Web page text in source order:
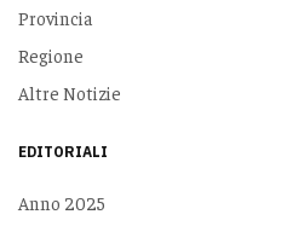
Provincia
Regione
Altre Notizie
EDITORIALI
Anno 2025